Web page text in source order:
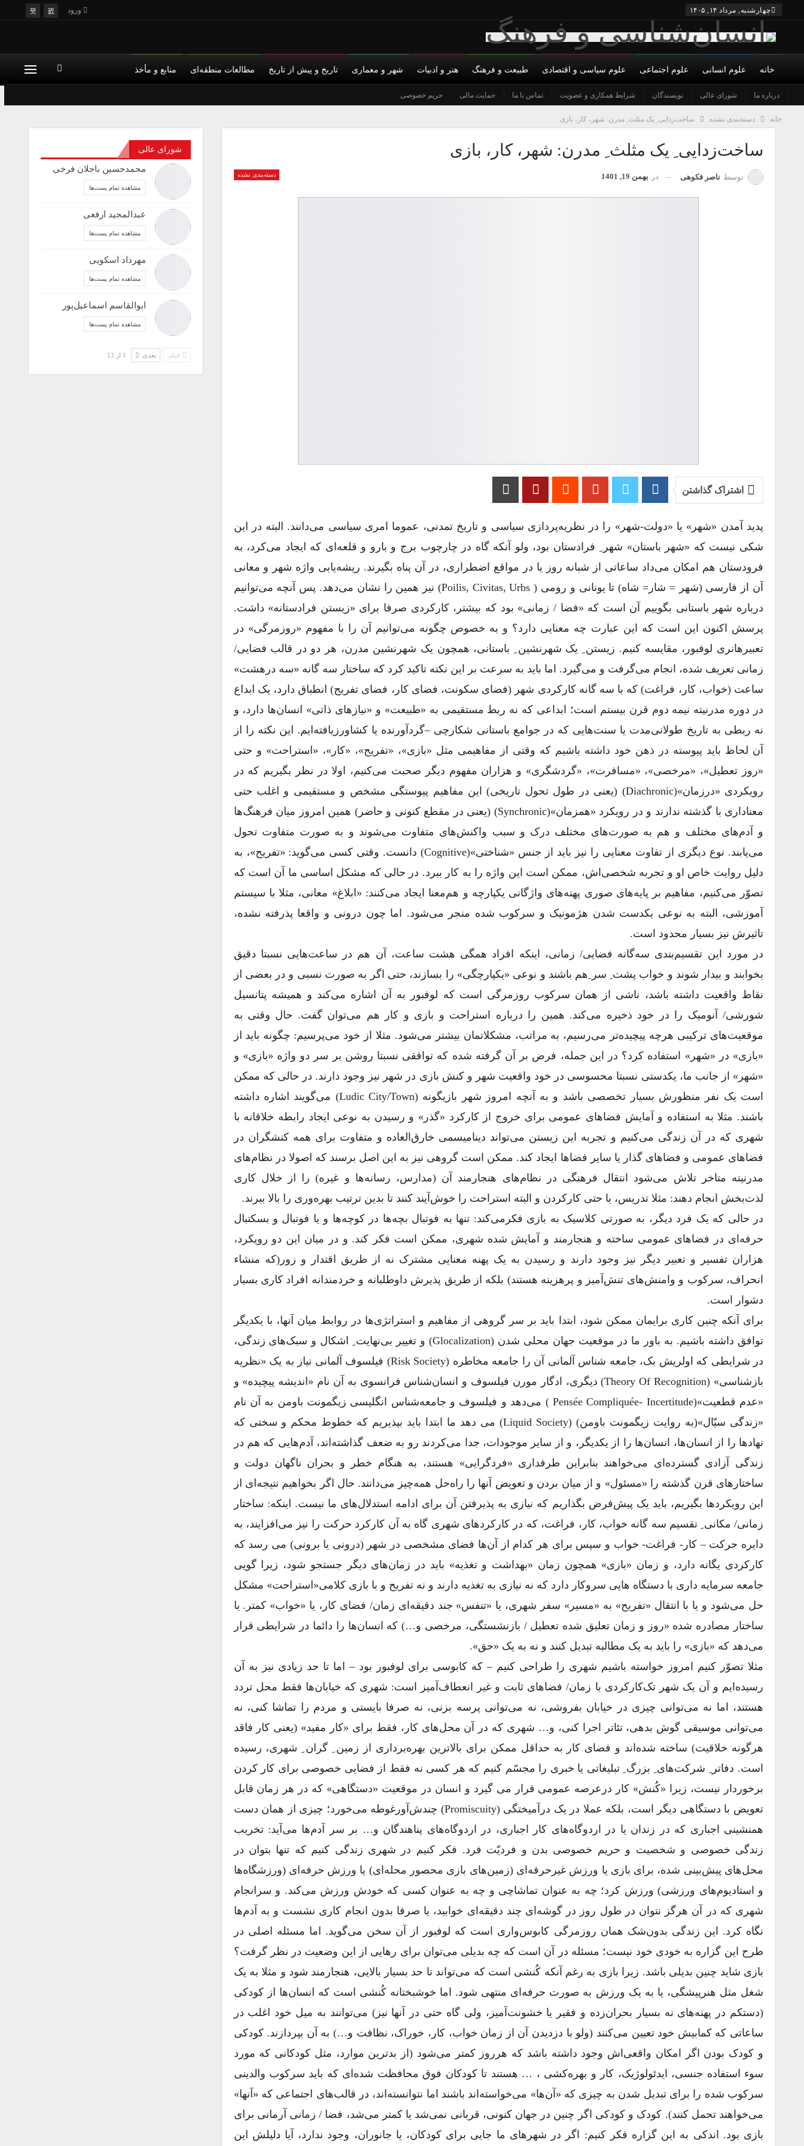
ورود چهارشنبه, مرداد ۱۴, ۱۴۰۵
خانه
درباره ما شورای عالی نویسندگان شرایط همکاری و عضویت تماس با ما حمایت مالی حریم خصوصی
علوم انسانی علوم اجتماعی علوم سیاسی و اقتصادی طبیعت و فرهنگ هنر و ادبیات شهر و معماری تاریخ و پیش از تاریخ مطالعات منطقه‌ای منابع و مأخذ
خانه دسته‌بندی نشده ساخت‌زدایی ِ یک مثلث ِ مدرن: شهر، کار، بازی
ساخت‌زدایی ِ یک مثلث ِ مدرن: شهر، کار، بازی
دسته‌بندی نشده توسط ناصر فکوهی در بهمن 19, 1401
اشتراک گذاشتن
پدید آمدن «شهر» یا «دولت-شهر» را در نظریه‌پردازی سیاسی و تاریخ تمدنی، عموما امری سیاسی می‌دانند. البته در این
شکی نیست که «شهر باستان» شهر ِ فرادستان بود، ولو آنکه گاه در چارچوب برج و بارو و قلعه‌ای که ایجاد می‌کرد، به
فرودستان هم امکان می‌داد ساعاتی از شبانه روز یا در مواقع اضطراری، در آن پناه بگیرند. ریشه‌یابی واژه شهر و معانی
آن از فارسی (شهر = شار= شاه) تا یونانی و رومی ( Poilis, Civitas, Urbs) نیز همین را نشان می‌دهد. پس آنچه می‌توانیم
درباره شهر باستانی بگوییم آن است که «فضا / زمانی» بود که بیشتر، کارکردی صرفا برای «زیستن فرادستانه» داشت.
پرسش اکنون این است که این عبارت چه معنایی دارد؟ و به خصوص چگونه می‌توانیم آن را با مفهوم «روزمرگی» در
تعبیرهانری لوفبور، مقایسه کنیم. زیستن ِ یک شهرنشین ِ باستانی، همچون یک شهرنشین مدرن، هر دو در قالب فضایی/
زمانی تعریف شده‌، انجام می‌گرفت و می‌گیرد. اما باید به سرعت بر این نکته تاکید کرد که ساختار سه ‌گانه «سه درهشت»
ساعت (خواب، کار، فراغت) که با سه گانه کارکردی شهر (فضای سکونت، فضای کار، فضای تفریح) انطباق دارد، یک ابداع
در دوره مدرنیته نیمه دوم قرن بیستم است؛ ابداعی که نه ربط مستقیمی به «طبیعت» و «نیازهای ذاتی» انسان‌ها دارد، و
نه ربطی به تاریخ طولانی‌مدت یا سنت‌هایی که در جوامع باستانی شکارچی –گردآورنده یا کشاورزیافته‌ایم. این نکته را از
آن لحاظ باید پیوسته در ذهن خود داشته باشیم که وقتی از مفاهیمی مثل «بازی»، «تفریح»، «کار»، «استراحت» و حتی
«روز تعطیل»، «مرخصی»، «مسافرت»، «گردشگری» و هزاران مفهوم دیگر صحبت می‌کنیم، اولا در نظر بگیریم که در
رویکردی «درزمان»(diachronic) (یعنی در طول تحول تاریخی) این مفاهیم پیوستگی مشخص و مستقیمی و اغلب حتی
معنا‌داری با گذشته ندارند و در رویکرد «همزمان»(synchronic) (یعنی در مقطع کنونی و حاضر) همین امروز میان فرهنگ‌ها
و آدم‌های مختلف و هم به صورت‌های مختلف درک و سبب واکنش‌های متفاوت می‌شوند و به صورت متفاوت تحول
می‌یابند. نوع دیگری از تفاوت معنایی را نیز باید از جنس «شناختی»(cognitive) دانست. وقتی کسی می‌گوید: «تفریح»‌، به
دلیل روایت خاص او و تجربه شخصی‌اش، ممکن است این واژه را به کار ببرد. در حالی که مشکل اساسی ما آن است که
تصوّر می‌کنیم، مفاهیم بر پایه‌های صوری پهنه‌های واژگانی یکپارچه و هم‌معنا ایجاد می‌کنند: «ابلاغ» معانی، مثلا با سیستم
آموزشی، البته به نوعی یکدست شدن هژمونیک و سرکوب شده منجر می‌شود. اما چون درونی و واقعا پذرفته نشده،
تاثیرش نیز بسیار محدود است.
در مورد این تقسیم‌بندی سه‌گانه فضایی/ زمانی، اینکه افراد همگی هشت ساعت، آن هم در ساعت‌هایی نسبتا دقیق
بخوابند و بیدار شوند و خواب پشت ِ سر ِهم باشند و نوعی «یکپارچگی» را بسازند، حتی اگر به صورت نسبی و در بعضی از
نقاط واقعیت داشته باشد، ناشی از همان سرکوب روزمرگی است که لوفبور به آن اشاره می‌کند و همیشه پتانسیل
شورشی/ آنومیک را در خود ذخیره می‌کند. همین را درباره استراحت و بازی و کار هم می‌توان گفت. حال وقتی به
موقعیت‌های ترکیبی هر‌چه پیچیده‌تر می‌رسیم، به مراتب، مشکلاتمان بیشتر می‌شود. مثلا از خود می‌پرسیم: چگونه باید از
«بازی» در «شهر» استفاده کرد؟ در این جمله، فرض بر آن گرفته شده که توافقی نسبتا روشن بر سر دو واژه «بازی» و
«شهر» از جانب ما، یکدستی نسبتا محسوسی در خود واقعیت شهر و کنش بازی در شهر نیز وجود دارند. در حالی که ممکن
است یک نفر منظورش بسیار تخصصی باشد و به آنچه امروز شهر بازیگونه (ludic City/town) می‌گویند اشاره داشته
باشند. مثلا به استفاده و آمایش فضاهای عمومی برای خروج از کارکرد «گذر» و رسیدن به نوعی ایجاد رابطه خلاقانه با
شهری که در آن زندگی می‌کنیم و تجربه این زیستن می‌تواند دینامیسمی خارق‌العاده و متفاوت برای همه کنشگران در
فضاهای عمومی و فضاهای گذار یا سایر فضاها ایجاد کند. ممکن است گروهی نیز به این اصل برسند که اصولا در نظام‌های
مدرنیته متاخر تلاش می‌شود انتقال فرهنگی در نظام‌های هنجارمند آن (مدارس، رسانه‌ها و غیره) را از خلال کاری
لذت‌بخش انجام دهند: مثلا تدریس، یا حتی کار‌کردن و البته استراحت را خوش‌آیند کنند تا بدین ترتیب بهره‌وری را بالا ببرند.
در حالی که یک فرد دیگر، به صورتی کلاسیک به بازی فکرمی‌کند: تنها به فوتبال بچه‌ها در کوچه‌ها و یا فوتبال و بسکتبال
حرفه‌ای در فضاهای عمومی ساخته و هنجارمند و آمایش شده شهری، ممکن است فکر کند. و در میان این دو رویکرد،
هزاران تفسیر و تعبیر دیگر نیز وجود دارند و رسیدن به یک پهنه معنایی مشترک نه از طریق اقتدار و زور(که منشاء
انحراف، سرکوب و وامنش‌های تنش‌آمیز و پرهزینه هستند) بلکه از طریق پذیرش داوطلبانه و خردمندانه افراد کاری بسیار
دشوار است.
برای آنکه چنین کاری برایمان ممکن شود، ابتدا باید بر سر گروهی از مفاهیم و استراتژی‌ها در روابط میان آنها، با یکدیگر
توافق داشته باشیم. به باور ما در موقعیت جهان محلی شدن (glocalization) و تغییر بی‌نهایت ِ اشکال و سبک‌های زندگی،
در شرایطی که اولریش بک، جامعه شناس آلمانی آن را جامعه مخاطره (risk Society) فیلسوف آلمانی نیاز به یک «نظریه
بازشناسی» (theory Of Recognition) دیگری، ادگار مورن فیلسوف و انسان‌شناس فرانسوی به آن نام «اندیشه پیچیده» و
«عدم قطعیت»(Pensée Compliquée- Incertitude ) می‌دهد و فیلسوف و جامعه‌شناس انگلیسی زیگمونت باومن به آن نام
«زندگی سیّال»(به روایت زیگمونت باومن) (liquid Society) می دهد ما ابتدا باید بپذیریم که خطوط محکم و سختی که
نهادها را از انسان‌ها، انسان‌ها را از یکدیگر، و از سایر موجودات، جدا می‌کردند رو به ضعف گذاشته‌اند، آدم‌هایی که هم در
زندگی آزادی گسترده‌ای می‌خواهند بنابراین طرفداری «فردگرایی» هستند، به هنگام خطر و بحران ناگهان دولت و
ساختارهای قرن گذشته را «مسئول» و از میان بردن و تعویض آنها را راه‌حل همه‌چیز می‌دانند. حال اگر بخواهیم نتیجه‌ای از
این رویکردها بگیریم، باید یک پیش‌فرض بگذاریم که نیازی به پذیرفتن آن برای ادامه استدلال‌های ما نیست. اینکه: ساختار
زمانی/ مکانی ِ تقسیم سه گانه خواب، کار، فراغت، که در کارکردهای شهری گاه به آن کارکرد حرکت را نیز می‌افزایند، به
دایره حرکت – کار- فراغت- خواب و سپس برای هر کدام از آن‌ها فضای مشخصی در شهر (درونی یا برونی) می رسد که
کارکردی یگانه دارد، و زمان «بازی» همچون زمان «بهداشت و تغذیه» باید در زمان‌های دیگر جستجو شود، زیرا گویی
جامعه سرمایه داری با دستگاه هایی سروکار دارد که نه نیازی به تغذیه دارند و نه تفریح و با بازی کلامی«استراحت» مشکل
حل می‌شود و یا با انتقال «تفریح» به «مسیر» سفر شهری، یا «تنفس» جند دقیقه‌ای زمان/ فضای کار، یا «خواب» کمتر. یا
ساختار مصادره شده «روز و زمان تعلیق شده تعطیل / بازنشستگی، مرخصی و…) که انسان‌ها را دائما در شرایطی قرار
می‌دهد که «بازی» را باید به یک مطالبه تبدیل کنند و نه به یک «حق».
مثلا تصوّر کنیم امروز خواسته باشیم شهری را طراحی کنیم – که کابوسی برای لوفبور بود – اما تا حد زیادی نیز به آن
رسیده‌ایم و آن یک شهر تک‌کارکردی با زمان/ فضاهای ثابت و غیر انعطاف‌آمیز است: شهری که خیابان‌ها فقط محل تردد
هستند، اما نه می‌توانی چیزی در خیابان بفروشی‌، نه می‌توانی پرسه بزنی، نه صرفا بایستی و مردم را تماشا کنی، نه
می‌توانی موسیقی گوش بدهی، تئاتر اجرا کنی، و… شهری که در آن محل‌های کار، فقط برای «کار مفید» (یعنی کار فاقد
هرگونه خلاقیت) ساخته شده‌اند و فضای کار به حداقل ممکن برای بالاترین بهره‌برداری از زمین ِ گران ِ شهری، رسیده
است. دفاتر ِ شرکت‌های ِ بزرگ ِ تبلیغاتی یا خبری را مجسّم کنیم که هر کسی نه فقط از فضایی خصوصی برای کار کردن
برخوردار نیست، زیرا «کُنش» کار درعرصه عمومی قرار می گیرد و انسان در موقعیت «دستگاهی» که در هر زمان قابل
تعویض با دستگاهی دیگر است، بلکه عملا در یک در‎آمیختگی (promiscuity) چندش‌آورغوطه می‌خورد؛ چیزی از همان دست
همنشینی اجباری که در زندان یا در اردوگاه‌های کار اجباری، در اردوگاه‌های پناهندگان و… بر سر آدم‌ها می‌آید: تخریب
زندگی خصوصی و شخصیت و حریم خصوصی بدن و فردیّت فرد. فکر کنیم در شهری زندگی کنیم که تنها بتوان در
محل‌های پیش‌بینی شده، برای بازی یا ورزش غیر‌حرفه‌ای (زمین‌های بازی محصور محله‌ای) یا ورزش حرفه‌ای (ورزشگاه‌ها
و استادیوم‌های ورزشی) ورزش کرد؛ چه به عنوان تماشاچی و چه به عنوان کسی که خودش ورزش می‌کند. و سرانجام
شهری که در آن هرگز نتوان در طول روز در گوشه‌ای چند دقیقه‌ای خوابید، یا صرفا بدون انجام کاری نشست و به آدم‌ها
نگاه کرد. این زندگی بدون‌شک همان روزمرگی کابوس‌واری است که لوفبور از آن سخن می‌گوید. اما مسئله اصلی در
طرح این گزاره به خودی خود نیست؛ مسئله در آن است که چه بدیلی می‌توان برای رهایی از این وضعیت در نظر گرفت؟
بازی شاید چنین بدیلی باشد. زیرا بازی به رغم آنکه کُنشی است که می‌تواند تا حد بسیار بالایی، هنجارمند شود و مثلا به یک
شغل مثل هنرپیشگی، یا به یک ورزش به صورت حرفه‌ای منتهی شود. اما خوشبختانه کُنشی است که انسان‌ها از کودکی
(دستکم در پهنه‌های نه بسیار بحران‌زده و فقیر یا خشونت‌آمیز، ولی گاه حتی در آنها نیز) می‌توانند به میل خود اغلب در
ساعاتی که کمابیش خود تعیین می‌کنند (ولو با دزدیدن آن از زمان خواب، کار، خوراک، نظافت و…) به آن بپردازند. کودکی
و کودک بودن اگر امکان واقعی‌اش وجود داشته باشد که هرروز کمتر می‌شود (از بدترین موارد، مثل کودکانی که مورد
سوء استفاده جنسی، ایدئولوژیک، کار و بهره‌کشی ، … هستند تا کودکان فوق محافظت شده‌ای که باید سرکوب والدینی
سرکوب شده را برای تبدیل شدن به چیزی که «آن‌ها» می‌خواسته‌اند باشند اما نتوانسته‌اند، در قالب‌های اجتماعی که «آنها»
می‌خواهند تحمل کنند). کودک و کودکی اگر چنین در جهان کنونی، قربانی نمی‌شد یا کمتر می‌شد، فضا / زمانی آرمانی برای
بازی بود. اندکی به این گزاره فکر کنیم: اگر در شهرهای ما جایی برای کودکان، یا جانوران، وجود ندارد، آیا دلیلش این
شورای عالی
محمدحسین باجلان فرخی
مشاهده تمام پست‌ها
عبدالمجید ارفعی
مشاهده تمام پست‌ها
مهرداد اسکویی
مشاهده تمام پست‌ها
ابوالقاسم اسماعیل‌پور
مشاهده تمام پست‌ها
قبلی بعدی 1 از 13